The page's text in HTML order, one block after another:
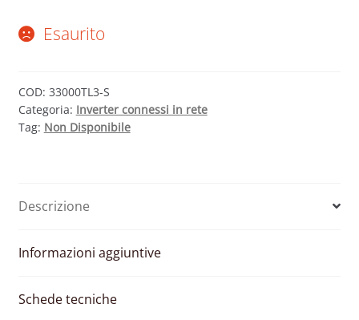
Esaurito
COD: 33000TL3-S
Categoria: Inverter connessi in rete
Tag: Non Disponibile
Descrizione
Informazioni aggiuntive
Schede tecniche